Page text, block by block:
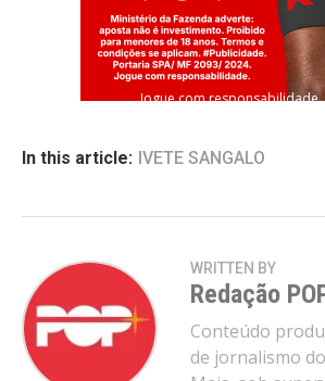
Jogue com responsabilidade.
In this article: IVETE SANGALO
WRITTEN BY
Redação
Conteúdo
de jornalismo